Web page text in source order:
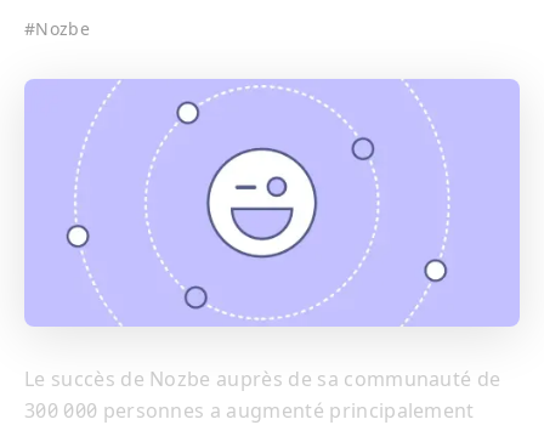
#Nozbe
Le succès de Nozbe auprès de sa communauté de
300 000 personnes a augmenté principalement